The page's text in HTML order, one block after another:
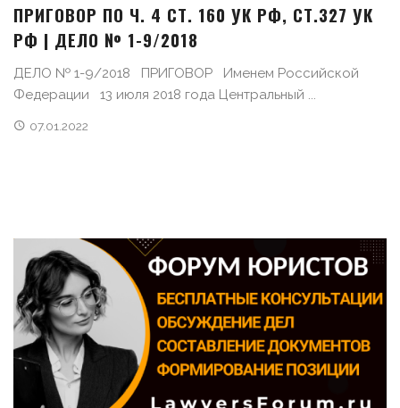
ПРИГОВОР ПО Ч. 4 СТ. 160 УК РФ, СТ.327 УК
РФ | ДЕЛО № 1-9/2018
ДЕЛО № 1-9/2018 ПРИГОВОР Именем Российской
Федерации 13 июля 2018 года Центральный ...
07.01.2022